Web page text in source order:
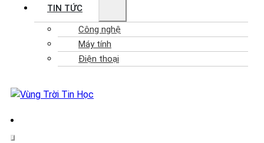
TIN TỨC
Công nghệ
Máy tính
Điện thoại